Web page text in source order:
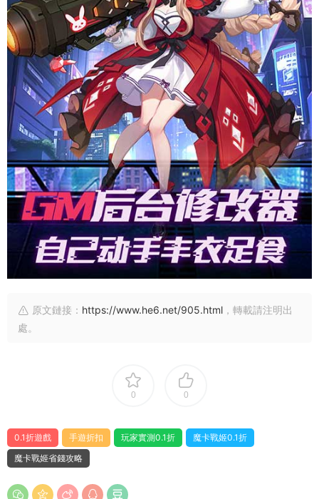
原文鏈接： https://www.he6.net/905.html ，轉載請注明出
處。
0 0
0.1折遊戲 手遊折扣 玩家實測0.1折
魔卡戰姬0.1折
魔卡戰姬省錢攻略